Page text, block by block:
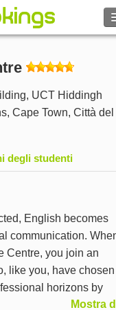
UCT Hiddingh
Cape Town, Città del
degli studenti
English becomes
communication.
Centre, you join an
like you, have
horizons by
Africa – the Mostra